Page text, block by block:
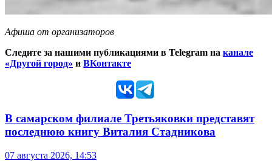
Афиша от организаторов
Следите за нашими публикациями в Telegram на канале
«Другой город» и ВКонтакте
В самарском филиале Третьяковки представят
последнюю книгу Виталия Стадникова
07 августа 2026, 14:53